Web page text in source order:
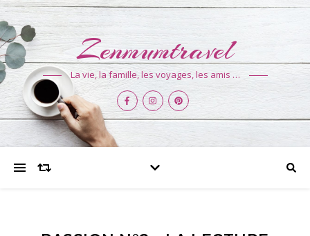
Zenmumtravel
La vie, la famille, les voyages, les amis …